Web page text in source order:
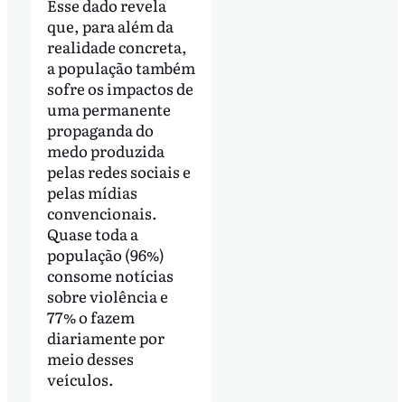
Esse dado revela
que, para além da
realidade concreta,
a população também
sofre os impactos de
uma permanente
propaganda do
medo produzida
pelas redes sociais e
pelas mídias
convencionais.
Quase toda a
população (96%)
consome notícias
sobre violência e
77% o fazem
diariamente por
meio desses
veículos.